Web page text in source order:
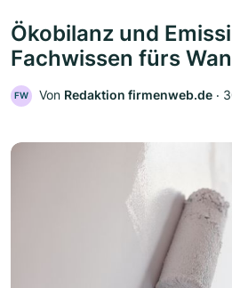
Ökobilanz und
Fachwissen fürs
FW Von Redaktion firmenweb.de ‧